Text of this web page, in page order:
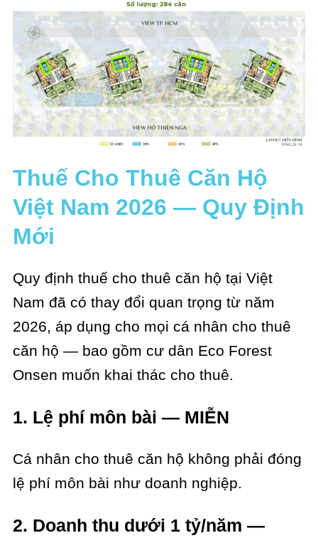
Thuế Cho Thuê Căn Hộ
Việt Nam 2026 — Quy Định
Mới
Quy định thuế cho thuê căn hộ tại Việt
Nam đã có thay đổi quan trọng từ năm
2026, áp dụng cho mọi cá nhân cho thuê
căn hộ — bao gồm cư dân Eco Forest
Onsen muốn khai thác cho thuê.
1. Lệ phí môn bài — MIỄN
Cá nhân cho thuê căn hộ không phải đóng
lệ phí môn bài như doanh nghiệp.
2. Doanh thu dưới 1 tỷ/năm —